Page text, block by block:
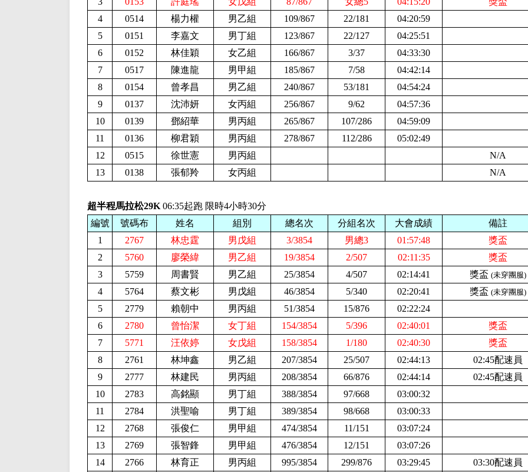
4
0514 楊力權 男乙組 109/867 22/181
04:20:59
5
0151 李嘉文 男丁組 123/867 22/127
04:25:51
6
0152 林佳穎 女乙組 166/867 3/37
04:33:30
7
0517 陳進龍 男甲組 185/867 7/58
04:42:14
8
0154 曾孝昌 男乙組 240/867 53/181
04:54:24
9
0137 沈沛妍 女丙組 256/867 9/62
04:57:36
10
0139 鄧紹華 男丙組 265/867 107/286
04:59:09
11
0136 柳君穎 男丙組 278/867 112/286
05:02:49
12
0515 徐世憲 男丙組 N/A
13
0138 張郁羚 女丙組 N/A
超半程馬拉松29K 06:35起跑 限時4小時30分
編號
號碼布 姓名 組別 總名次 分組名次 大會成績
備註
1
2767 林忠霆 男戊組 3/3854 男總3 01:57:48
獎盃
2
5760 廖榮緯 男乙組 19/3854 2/507 02:11:35
獎盃
3
5759 周書賢 男乙組 25/3854 4/507 02:14:41 獎盃 (未穿團服)
4 5764 蔡文彬 男戊組 46/3854 5/340 02:20:41 獎盃 (未穿團服)
5 2779 賴朝中 男丙組 51/3854 15/876
02:22:24
6
2780 曾怡潔 女丁組 154/3854 5/396 02:40:01
獎盃
7
5771 汪依婷 女戊組 158/3854 1/180 02:40:30
獎盃
8
2761 林坤鑫 男乙組 207/3854 25/507 02:44:13
02:45配速員
9
2777 林建民 男丙組 208/3854 66/876 02:44:14
02:45配速員
10
2783 高銘顯 男丁組 388/3854 97/668
03:00:32
11
2784 洪聖喻 男丁組 389/3854 98/668
03:00:33
12
2768 張俊仁 男甲組 474/3854 11/151
03:07:24
13
2769 張智鋒 男甲組 476/3854 12/151
03:07:26
14
2766 林育正 男丙組 995/3854 299/876 03:29:45
03:30配速員